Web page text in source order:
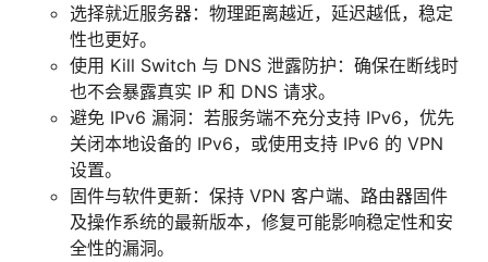
选择就近服务器：物理距离越近，延迟越低，稳定
性也更好。
使用 Kill Switch 与 DNS 泄露防护：确保在断线时
也不会暴露真实 IP 和 DNS 请求。
避免 IPv6 漏洞：若服务端不充分支持 IPv6，优先
关闭本地设备的 IPv6，或使用支持 IPv6 的 VPN
设置。
固件与软件更新：保持 VPN 客户端、路由器固件
及操作系统的最新版本，修复可能影响稳定性和安
全性的漏洞。